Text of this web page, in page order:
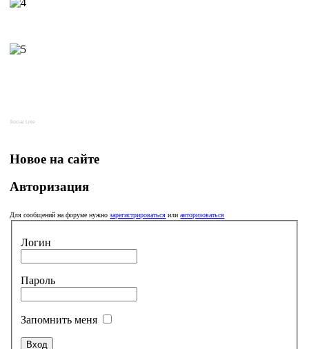
Social Like
Новое на сайте
Авторизация
Для сообщений на форуме нужнозарегистрироваться илиавторизоваться
Логин
Пароль
Запомнить меня